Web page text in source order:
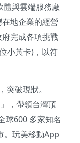
體與雲端服務廠
地企業的經營
完成各項挑戰
小黃卡)，以符
破現狀。
，帶領台灣頂
球600 多家知名
。玩美移動App